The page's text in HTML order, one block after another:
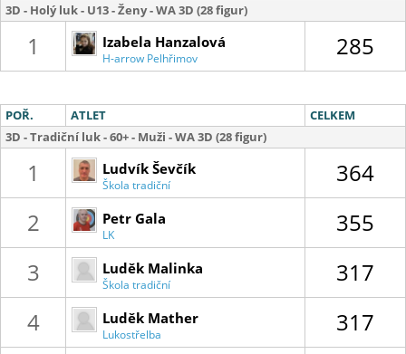
3D - Holý luk - U13 - Ženy - WA 3D (28 figur)
1 Izabela Hanzalová
H-arrow Pelhřimov 285
POŘ. ATLET
CELKEM
3D - Tradiční luk - 60+ - Muži - WA 3D (28 figur)
1 Ludvík Ševčík
Škola tradiční
lukostřelby
364
2
Petr Gala
LK
Dopohody
355
3
Luděk Malinka
Škola tradiční
lukostřelby
317
4
Luděk Mather
Lukostřelba
Olomouc
317